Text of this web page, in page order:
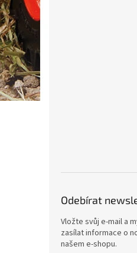
Odebírat
Vložte svůj e-mail a
zasílat informace o
našem e-shopu.